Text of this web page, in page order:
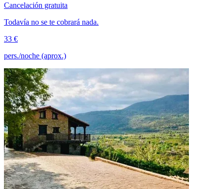
Cancelación gratuita
Todavía no se te cobrará nada.
33 €
pers./noche (aprox.)